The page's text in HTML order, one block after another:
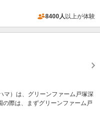
8400人 以上が体験
マ）は、グリーンファーム戸塚深
際は、まずグリーンファーム戸